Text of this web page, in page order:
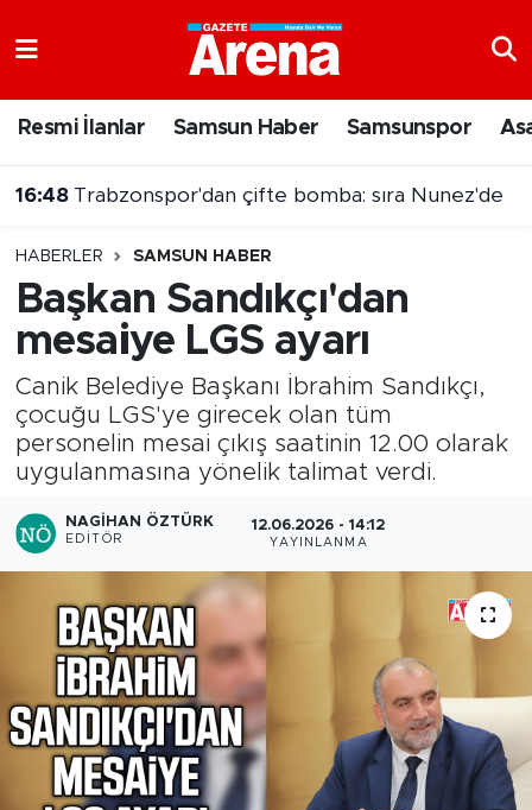
Resmi İlanlar Samsun Haber Samsunspor
16:48 Trabzonspor'dan çifte bomba: sıra Nunez'de
16:41 2026-YÖKDİL/2 soru kitapçığı ve cevap anahtarı yayımlandı
HABERLER SAMSUN HABER
Başkan Sandıkçı'dan
mesaiye LGS ayarı
Canik Belediye Başkanı İbrahim Sandıkçı,
çocuğu LGS'ye girecek olan tüm
personelin mesai çıkış saatinin 12.00 olarak
uygulanmasına yönelik talimat verdi.
NAGIHAN ÖZTÜRK
EDITÖR
12.06.2026 - 14:12
YAYINLANMA
Samsun Namaz Vakitleri
Süper Lig Puan Durumu ve Fikstür
Tüm Manşetler
Son Dakika Haberleri
Haber Arşivi